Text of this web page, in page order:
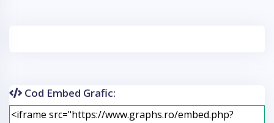
Cod Embed Grafic: